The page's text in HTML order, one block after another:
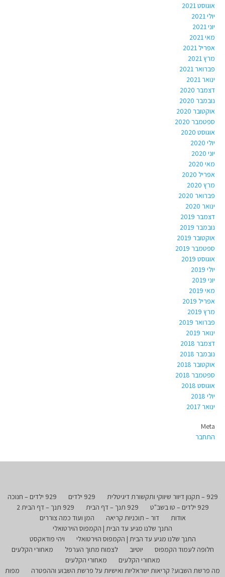
אוגוסט 2021
יולי 2021
יוני 2021
מאי 2021
אפריל 2021
מרץ 2021
פברואר 2021
ינואר 2021
דצמבר 2020
נובמבר 2020
אוקטובר 2020
ספטמבר 2020
אוגוסט 2020
יולי 2020
יוני 2020
מאי 2020
אפריל 2020
מרץ 2020
פברואר 2020
ינואר 2020
דצמבר 2019
נובמבר 2019
אוקטובר 2019
ספטמבר 2019
אוגוסט 2019
יולי 2019
יוני 2019
מאי 2019
אפריל 2019
מרץ 2019
פברואר 2019
ינואר 2019
דצמבר 2018
נובמבר 2018
אוקטובר 2018
ספטמבר 2018
אוגוסט 2018
יולי 2018
ינואר 2017
Meta
התחבר
929 – תקנון דיוור שיווקי ותקשורת דיגיטלית 929 ילדים
929 ילדים – חנוכה
929 ילדים – טו בשב"ט
929 תנך – דף הבית
929 תנך – דף הבית 2
אודות
דור – תוכניות קריאה
המן ועוד כמה צוררים
התנך שלנו מגיע עד הבית | הקמפוס הוירטואלי
התנך שלנו מגיע עד הבית | הקמפוס הוירטואלי
ויהי פודאקסט
חלופה לעמוד הקמפוס
יוטיוב לצמוח מתוך הערפל
מאחורי הקלעים
מאחורי הקלעים
מאחורי הקלעים
מה פרשת השבוע? קריאות ישראליות ואישיות על פרשת השבוע וההפטרה
מפות